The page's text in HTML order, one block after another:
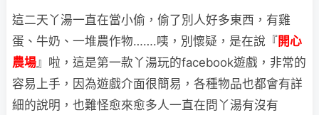
這二天丫湯一直在當小偷，偷了別人好多東西，有雞
蛋、牛奶、一堆農作物…….咦，別懷疑， 是在說『開心
農場』啦，這是第一款丫湯玩的facebook遊戲，非常的
容易上手，因為遊戲介面很簡易，各種物品也都會有詳
細的說明，也難怪愈來愈多人一直在問丫湯有沒有